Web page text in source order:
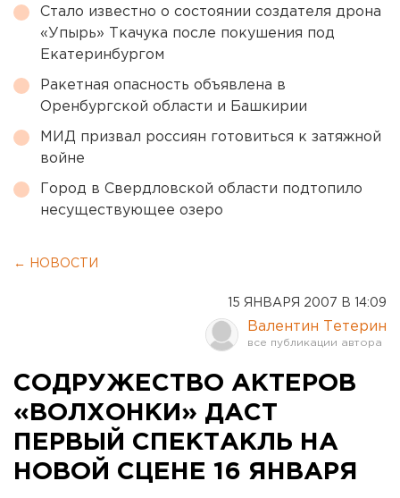
Стало известно о состоянии создателя дрона
«Упырь» Ткачука после покушения под
Екатеринбургом
Ракетная опасность объявлена в
Оренбургской области и Башкирии
МИД призвал россиян готовиться к затяжной
войне
Город в Свердловской области подтопило
несуществующее озеро
← НОВОСТИ
15 ЯНВАРЯ 2007 В 14:09
Валентин Тетерин
СОДРУЖЕСТВО АКТЕРОВ
«ВОЛХОНКИ» ДАСТ
ПЕРВЫЙ СПЕКТАКЛЬ НА
НОВОЙ СЦЕНЕ 16 ЯНВАРЯ